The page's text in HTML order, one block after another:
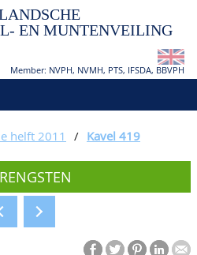
EN MUNTENVEILING
Member: NVPH, NVMH, PTS, IFSDA, BBVPH
helft 2011 / Kavel 419